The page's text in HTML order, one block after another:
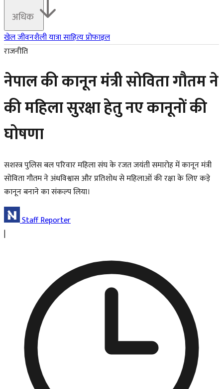
अधिक
खेलजीवनशैलीयात्रासाहित्यप्रोफाइल
राजनीति
नेपाल की कानून मंत्री सोविता गौतम ने
की महिला सुरक्षा हेतु नए कानूनों की
घोषणा
सशस्त्र पुलिस बल परिवार महिला संघ के रजत जयंती समारोह में कानून मंत्री
सोविता गौतम ने अंधविश्वास और प्रतिशोध से महिलाओं की रक्षा के लिए कड़े
कानून बनाने का संकल्प लिया।
Staff Reporter
|